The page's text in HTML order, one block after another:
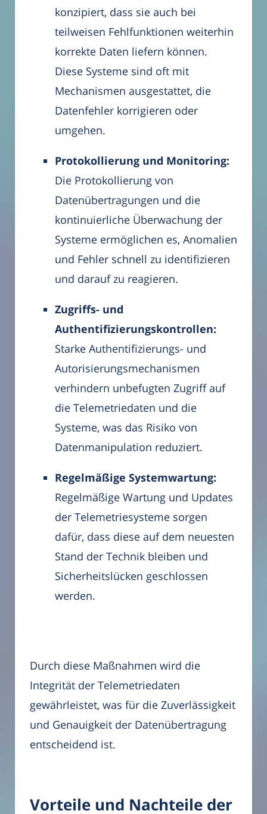
konzipiert, dass sie auch bei
teilweisen Fehlfunktionen weiterhin
korrekte Daten liefern können.
Diese Systeme sind oft mit
Mechanismen ausgestattet, die
Datenfehler korrigieren oder
umgehen.
Protokollierung und Monitoring:
Die Protokollierung von
Datenübertragungen und die
kontinuierliche Überwachung der
Systeme ermöglichen es, Anomalien
und Fehler schnell zu identifizieren
und darauf zu reagieren.
Zugriffs- und
Authentifizierungskontrollen:
Starke Authentifizierungs- und
Autorisierungsmechanismen
verhindern unbefugten Zugriff auf
die Telemetriedaten und die
Systeme, was das Risiko von
Datenmanipulation reduziert.
Regelmäßige Systemwartung:
Regelmäßige Wartung und Updates
der Telemetriesysteme sorgen
dafür, dass diese auf dem neuesten
Stand der Technik bleiben und
Sicherheitslücken geschlossen
werden.
Durch diese Maßnahmen wird die
Integrität der Telemetriedaten
gewährleistet, was für die Zuverlässigkeit
und Genauigkeit der Datenübertragung
entscheidend ist.
Vorteile und Nachteile der